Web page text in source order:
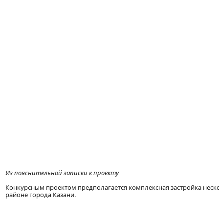
Из пояснительной записки к проекту
Конкурсным проектом предполагается комплексная застройка
районе города Казани.